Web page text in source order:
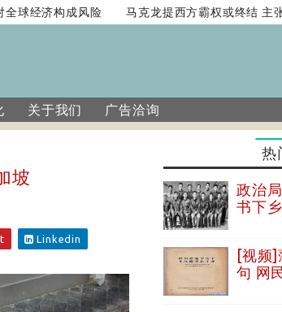
经济构成风险 马克龙提西方霸权或终结 主张
关于我们 广告洽询
坡
Linkedin
热
政治
书下
[视频]
句 网